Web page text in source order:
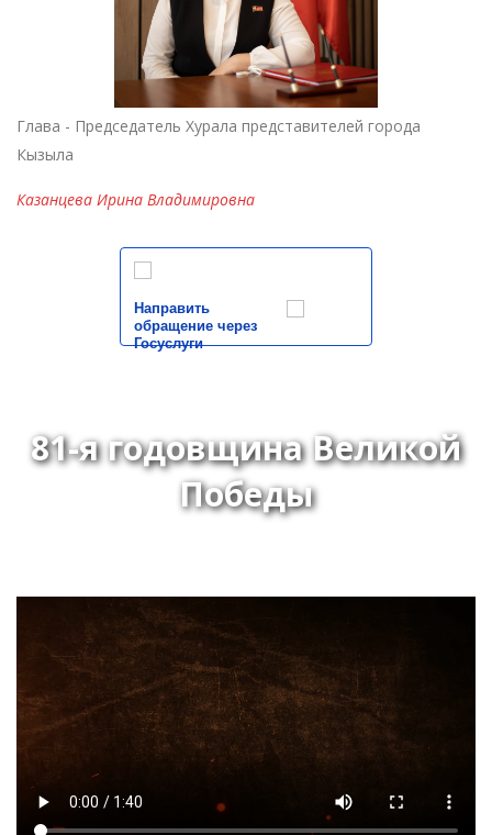
Глава - Председатель Хурала представителей города
Кызыла
Казанцева Ирина Владимировна
Направить
обращение через
Госуслуги
81-я годовщина Великой
Победы